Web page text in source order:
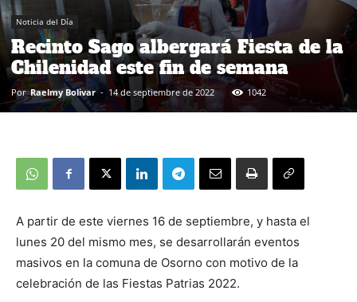
Noticia del Día
Recinto Sago albergará Fiesta de la
Chilenidad este fin de semana
Por Raelmy Bolivar - 14 de septiembre de 2022 1042
A partir de este viernes 16 de septiembre, y hasta el
lunes 20 del mismo mes, se desarrollarán eventos
masivos en la comuna de Osorno con motivo de la
celebración de las Fiestas Patrias 2022.